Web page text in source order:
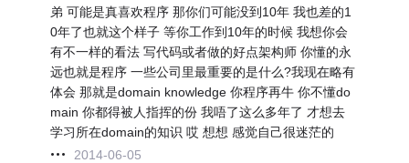
弟 可能是真喜欢程序 那你们可能没到10年 我也差的1
0年了也就这个样子 等你工作到10年的时候 我想你会
有不一样的看法 写代码或者做的好点架构师 你懂的永
远也就是程序 一些公司里最重要的是什么?我现在略有
体会 那就是domain knowledge 你程序再牛 你不懂do
main 你都得被人指挥的份 我唔了这么多年了 才想去
学习所在domain的知识 哎 想想 感觉自己很迷茫的
2014-06-05